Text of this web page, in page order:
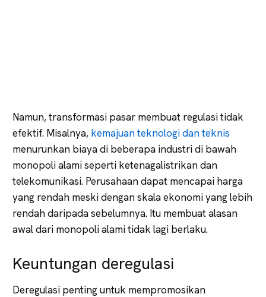
Namun, transformasi pasar membuat regulasi tidak
efektif. Misalnya, kemajuan teknologi dan teknis
menurunkan biaya di beberapa industri di bawah
monopoli alami seperti ketenagalistrikan dan
telekomunikasi. Perusahaan dapat mencapai harga
yang rendah meski dengan skala ekonomi yang lebih
rendah daripada sebelumnya. Itu membuat alasan
awal dari monopoli alami tidak lagi berlaku.
Keuntungan deregulasi
Deregulasi penting untuk mempromosikan